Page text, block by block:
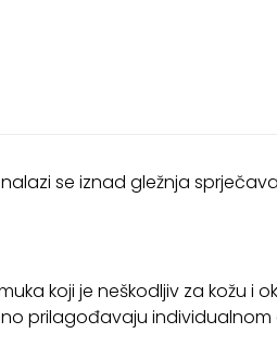
se iznad gležnja
koji je neškodljiv za kožu i
prilagođavaju